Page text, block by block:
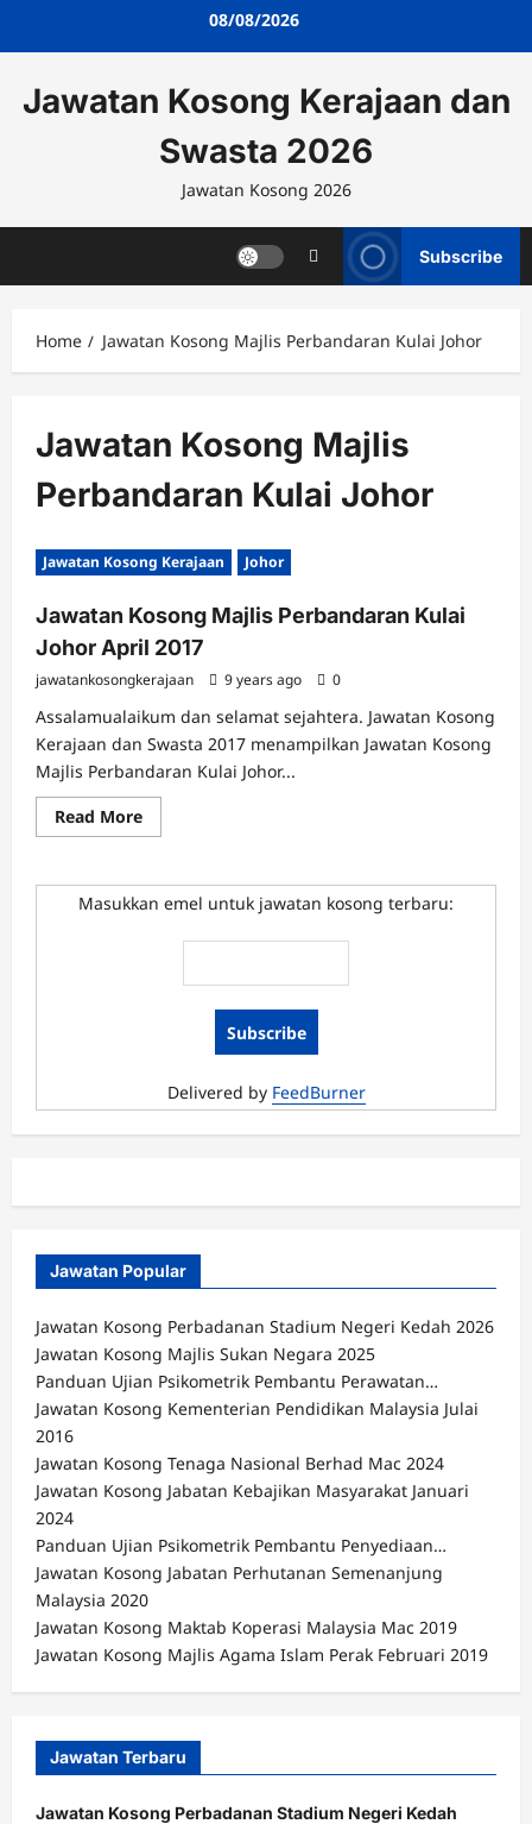
08/08/2026
Jawatan Kosong Kerajaan dan
Swasta 2026
Jawatan Kosong 2026
Subscribe
Home Jawatan Kosong Majlis Perbandaran Kulai Johor
Jawatan Kosong Majlis
Perbandaran Kulai Johor
Jawatan Kosong Kerajaan Johor
Jawatan Kosong Majlis Perbandaran Kulai
Johor April 2017
jawatankosongkerajaan 9 years ago 0
Assalamualaikum dan selamat sejahtera. Jawatan Kosong
Kerajaan dan Swasta 2017 menampilkan Jawatan Kosong
Majlis Perbandaran Kulai Johor...
Read MoreRead
more
Kosong
Majlis
Perbandaran
Johor
Masukkan emel untuk jawatan kosong terbaru:
Delivered by FeedBurner
Jawatan Popular
Jawatan Kosong Perbadanan Stadium Negeri Kedah 2026
Jawatan Kosong Majlis Sukan Negara 2025
Panduan Ujian Psikometrik Pembantu Perawatan…
Jawatan Kosong Kementerian Pendidikan Malaysia Julai
2016
Jawatan Kosong Tenaga Nasional Berhad Mac 2024
Jawatan Kosong Jabatan Kebajikan Masyarakat Januari
2024
Panduan Ujian Psikometrik Pembantu Penyediaan…
Jawatan Kosong Jabatan Perhutanan Semenanjung
Malaysia 2020
Jawatan Kosong Maktab Koperasi Malaysia Mac 2019
Jawatan Kosong Majlis Agama Islam Perak Februari 2019
Jawatan Terbaru
Jawatan Kosong Perbadanan Stadium Negeri Kedah